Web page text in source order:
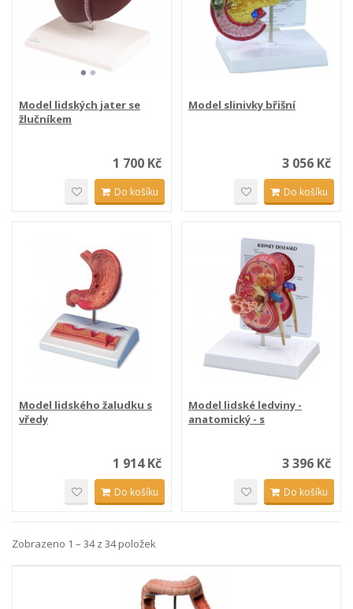
Model lidských jater se
žlučníkem
1 700 Kč
Do košíku
Model slinivky břišní
3 056 Kč
Do košíku
Model lidského žaludku s
vředy
1 914 Kč
Do košíku
Model lidské ledviny -
anatomický - s
3 396 Kč
Do košíku
Zobrazeno 1 – 34 z 34 položek